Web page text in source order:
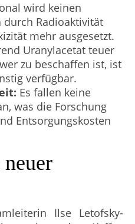
wird keinen
durch Radioaktivität
mehr ausgesetzt.
Uranylacetat teuer
zu beschaffen ist, ist
verfügbar.
Es fallen keine
was die Forschung
Entsorgungskosten
Ilse Letofsky-